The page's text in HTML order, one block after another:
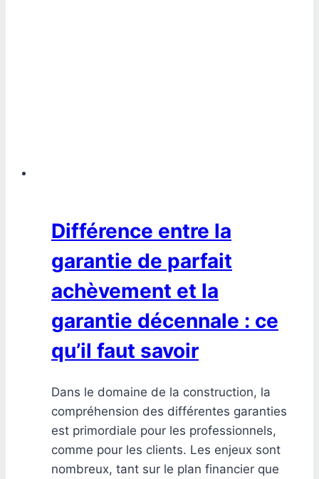
Différence entre la
garantie de parfait
achèvement et la
garantie décennale : ce
qu’il faut savoir
Dans le domaine de la construction, la
compréhension des différentes garanties
est primordiale pour les professionnels,
comme pour les clients. Les enjeux sont
nombreux, tant sur le plan financier que